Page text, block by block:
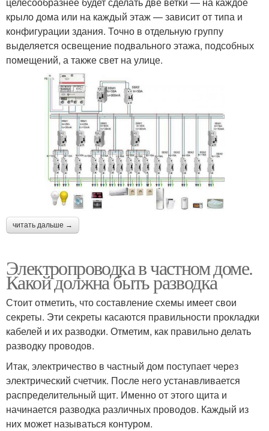
крыло дома или на каждый этаж — зависит от типа и
конфигурации здания. Точно в отдельную группу
выделяется освещение подвального этажа, подсобных
помещений, а также свет на улице.
читать дальше →
Электропроводка в частном доме.
Какой должна быть разводка
Стоит отметить, что составление схемы имеет свои
секреты. Эти секреты касаются правильности прокладки
кабелей и их разводки. Отметим, как правильно делать
разводку проводов.
Итак, электричество в частный дом поступает через
электрический счетчик. После него устанавливается
распределительный щит. Именно от этого щита и
начинается разводка различных проводов. Каждый из
них может называться контуром.